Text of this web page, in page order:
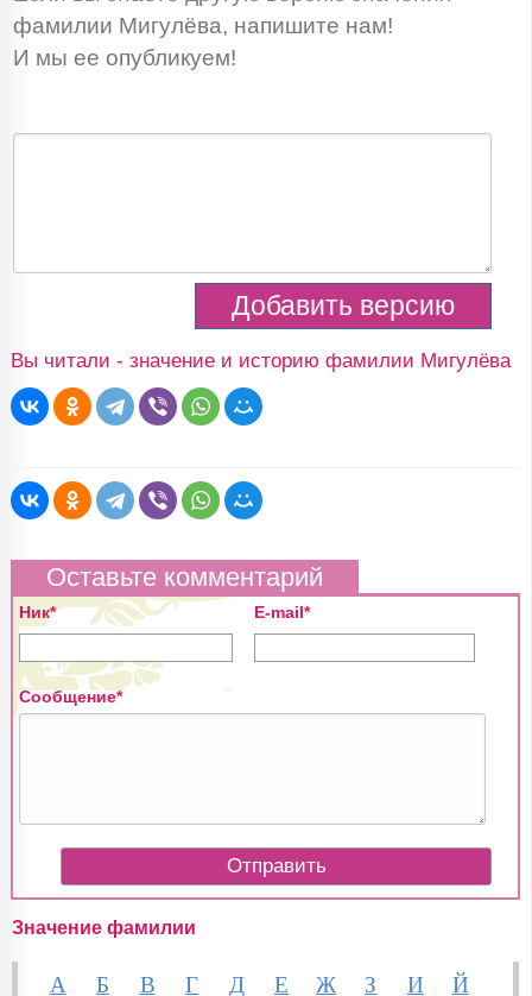
фамилии Мигулёва, напишите нам!
И мы ее опубликуем!
Вы читали - значение и историю фамилии Мигулёва
Оставьте комментарий
Ник* E-mail*
Сообщение*
Значение фамилии
А Б В Г Д Е Ж З И Й